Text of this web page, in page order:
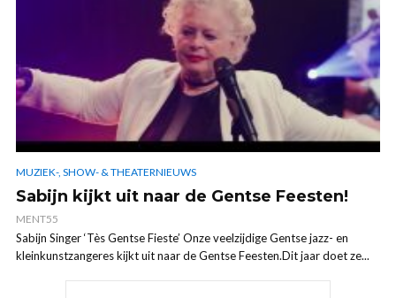
MUZIEK-, SHOW- & THEATERNIEUWS
Sabijn kijkt uit naar de Gentse Feesten!
MENT55
Sabijn Singer ‘Tès Gentse Fieste’ Onze veelzijdige Gentse jazz- en
kleinkunstzangeres kijkt uit naar de Gentse Feesten.Dit jaar doet ze...